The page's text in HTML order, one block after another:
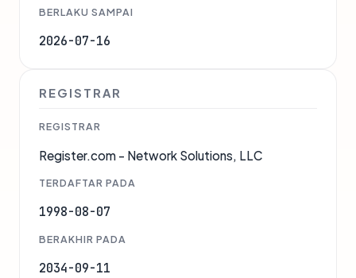
BERLAKU SAMPAI
2026-07-16
REGISTRAR
REGISTRAR
Register.com - Network Solutions, LLC
TERDAFTAR PADA
1998-08-07
BERAKHIR PADA
2034-09-11